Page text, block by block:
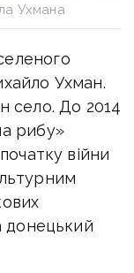
Ухмана
Ухман.
село. До 2014
рибу»
війни
донецький